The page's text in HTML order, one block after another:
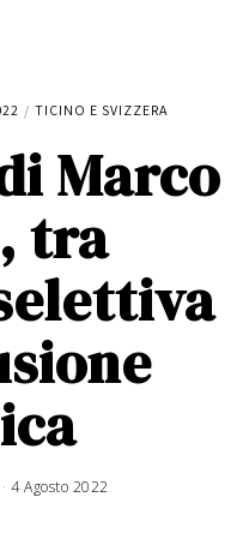
/ TICINO E SVIZZERA
Marco
tra
4 Agosto 2022